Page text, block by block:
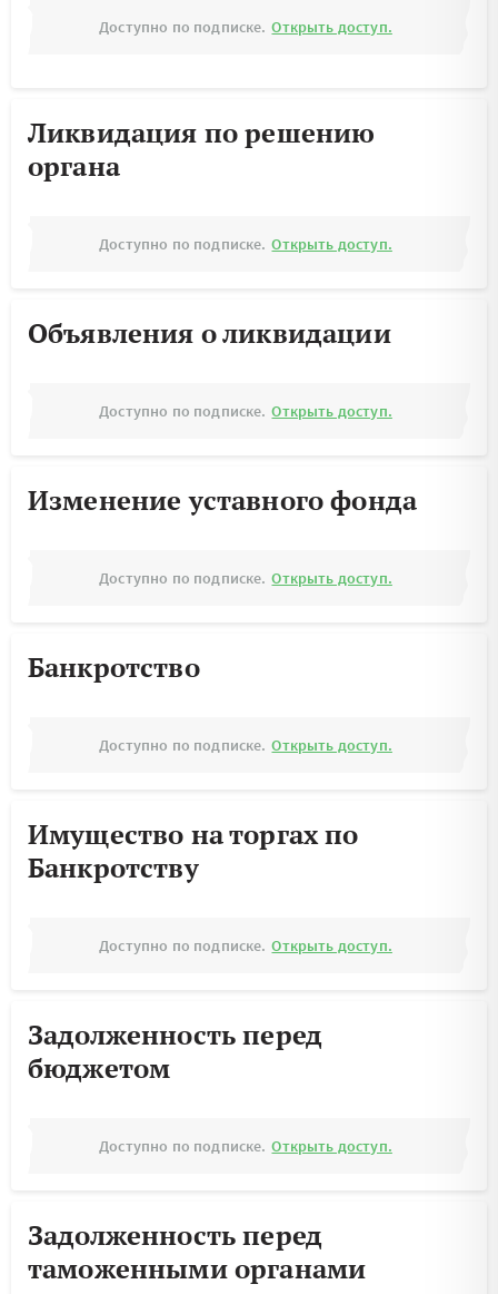
Доступно по подписке. Открыть доступ.
Ликвидация по решению
органа
Доступно по подписке. Открыть доступ.
Объявления о ликвидации
Доступно по подписке. Открыть доступ.
Изменение уставного фонда
Доступно по подписке. Открыть доступ.
Банкротство
Доступно по подписке. Открыть доступ.
Имущество на торгах по
Банкротству
Доступно по подписке. Открыть доступ.
Задолженность перед
бюджетом
Доступно по подписке. Открыть доступ.
Задолженность перед
таможенными органами